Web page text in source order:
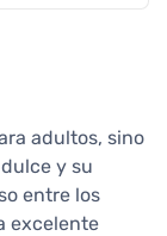
adultos, sino
y su
entre los
excelente